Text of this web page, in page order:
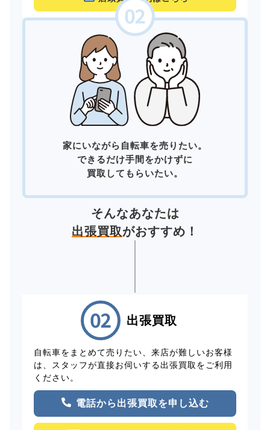
家にいながら自転車を売りたい。
できるだけ手間をかけずに
買取してもらいたい。
そんなあなたは
出張買取がおすすめ！
出張買取
自転車をまとめて売りたい、来店が難しいお客様
は、スタッフが直接お伺いする出張買取をご利用
ください。
電話から出張買取を申し込む